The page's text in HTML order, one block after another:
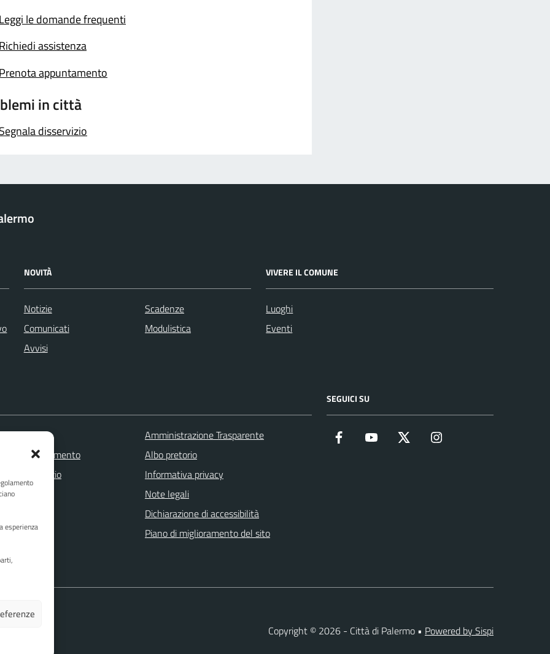
esperienza
le domande frequenti
assistenza
appuntamento
in città
disservizio
NOVITÀ
Notizie
Comunicati
Avvisi
Scadenze
Modulistica
VIVERE IL COMUNE
Luoghi
Eventi
appuntamento
disservizio
Amministrazione Trasparente
Albo pretorio
Informativa privacy
Note legali
Dichiarazione di accessibilità
Piano di miglioramento del sito
SEGUICI SU
Facebook YouTube Twitter
Copyright © 2026 - Città di Palermo • Powered by Sispi